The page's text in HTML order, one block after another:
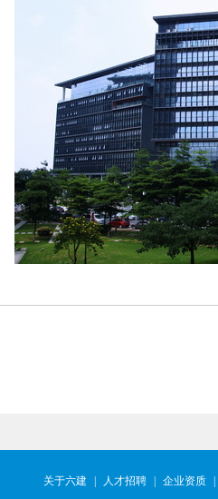
关于六建 人才招聘 企业资质